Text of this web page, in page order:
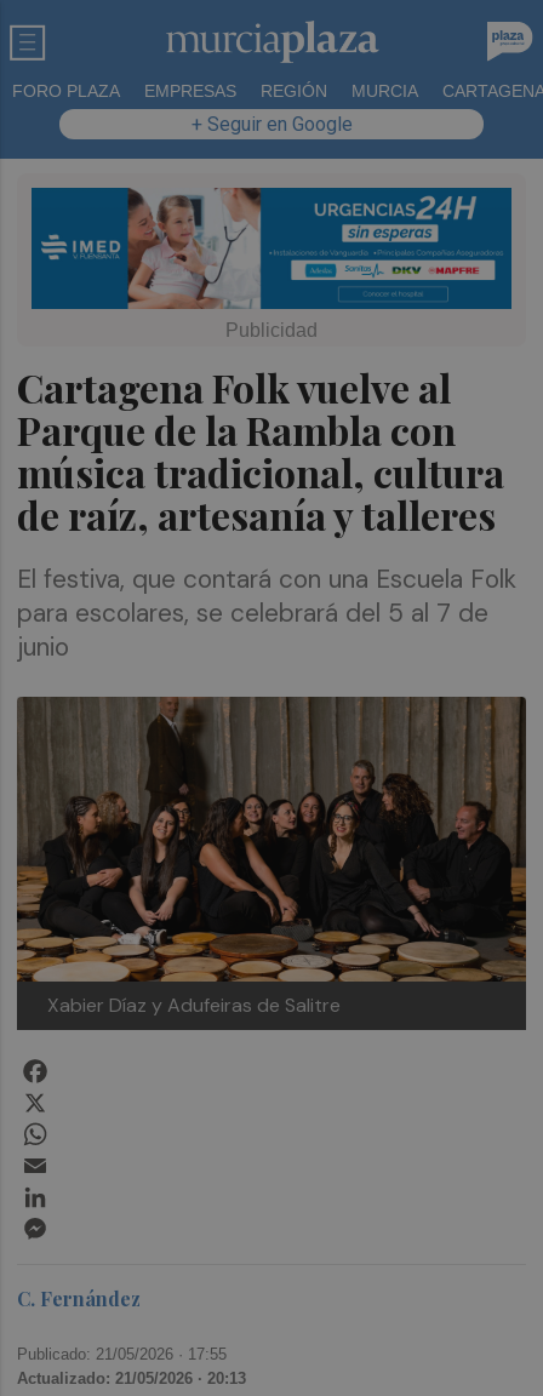
FORO PLAZA EMPRESAS REGIÓN MURCIA
+ Seguir en Google
Cartagena Folk vuelve al
Parque de la Rambla con
música tradicional, cultura
de raíz, artesanía y talleres
El festiva, que contará con una Escuela Folk
para escolares, se celebrará del 5 al 7 de
junio
Xabier Díaz y Adufeiras de Salitre
C. Fernández
Publicado: 21/05/2026 · 17:55
Actualizado: 21/05/2026 · 20:13